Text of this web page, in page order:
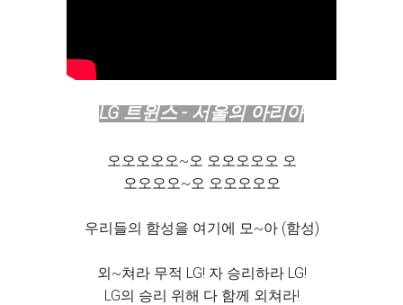
LG 트윈스 - 서울의 아리아
오오오오오~오 오오오오오 오
오오오오~오 오오오오오
우리들의 함성을 여기에 모~아 (함성)
외~쳐라 무적 LG! 자 승리하라 LG!
LG의 승리 위해 다 함께 외쳐라!